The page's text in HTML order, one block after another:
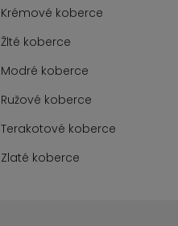
Krémové koberce
Žlté koberce
Modré koberce
Ružové koberce
Terakotové koberce
Zlaté koberce